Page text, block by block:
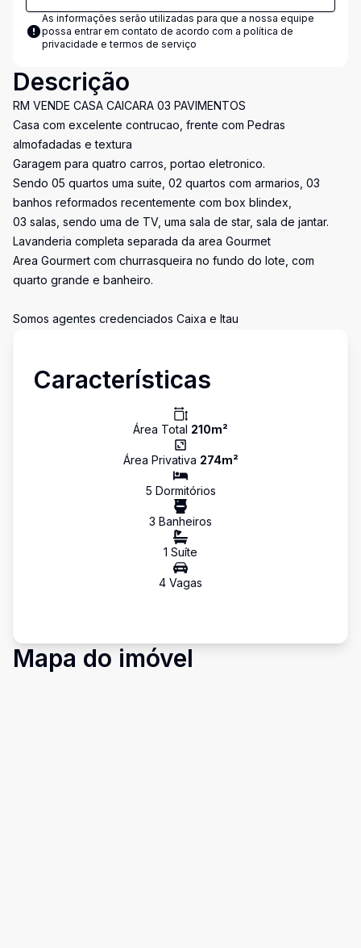
As informações serão utilizadas para que a nossa equipe
possa entrar em contato de acordo com a política de
privacidade e termos de serviço
Descrição
RM VENDE CASA CAICARA 03 PAVIMENTOS
Casa com excelente contrucao, frente com Pedras
almofadadas e textura
Garagem para quatro carros, portao eletronico.
Sendo 05 quartos uma suite, 02 quartos com armarios, 03
banhos reformados recentemente com box blindex,
03 salas, sendo uma de TV, uma sala de star, sala de jantar.
Lavanderia completa separada da area Gourmet
Area Gourmert com churrasqueira no fundo do lote, com
quarto grande e banheiro.
Somos agentes credenciados Caixa e Itau
Características
Área Total 210m²
Área Privativa 274m²
5 Dormitórios
3 Banheiros
1 Suíte
4 Vagas
Mapa do imóvel